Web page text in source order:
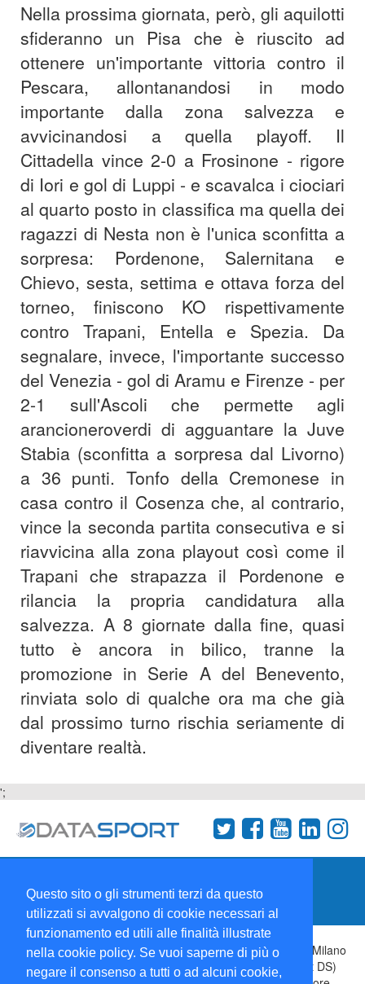
Questo sito o gli strumenti terzi da questo
utilizzati si avvalgono di cookie necessari al
funzionamento ed utili alle finalità illustrate
nella cookie policy. Se vuoi saperne di più o
negare il consenso a tutti o ad alcuni cookie,
Nella prossima giornata, però, gli aquilotti
sfideranno un Pisa che è riuscito ad
ottenere un'importante vittoria contro il
Pescara, allontanandosi in modo
importante dalla zona salvezza e
avvicinandosi a quella playoff. Il
Cittadella vince 2-0 a Frosinone - rigore
di Iori e gol di Luppi - e scavalca i ciociari
al quarto posto in classifica ma quella dei
ragazzi di Nesta non è l'unica sconfitta a
sorpresa: Pordenone, Salernitana e
Chievo, sesta, settima e ottava forza del
torneo, finiscono KO rispettivamente
contro Trapani, Entella e Spezia. Da
segnalare, invece, l'importante successo
del Venezia - gol di Aramu e Firenze - per
2-1 sull'Ascoli che permette agli
arancioneroverdi di agguantare la Juve
Stabia (sconfitta a sorpresa dal Livorno)
a 36 punti. Tonfo della Cremonese in
casa contro il Cosenza che, al contrario,
vince la seconda partita consecutiva e si
riavvicina alla zona playout così come il
Trapani che strapazza il Pordenone e
rilancia la propria candidatura alla
salvezza. A 8 giornate dalla fine, quasi
tutto è ancora in bilico, tranne la
promozione in Serie A del Benevento,
rinviata solo di qualche ora ma che già
dal prossimo turno rischia seriamente di
diventare realtà.
';
Collabora con noi
Copyright 1995-2026 © Wise Srl Via Palmanova 8 20132 Milano
Italia - P. IVA 09072090963 | ISSN: 2499-2925 (DataSport DS)